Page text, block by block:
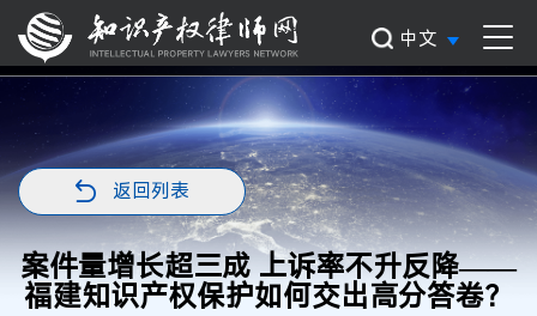
中文
返回列表
案件量增长超三成 上诉率不升反降——
福建知识产权保护如何交出高分答卷？